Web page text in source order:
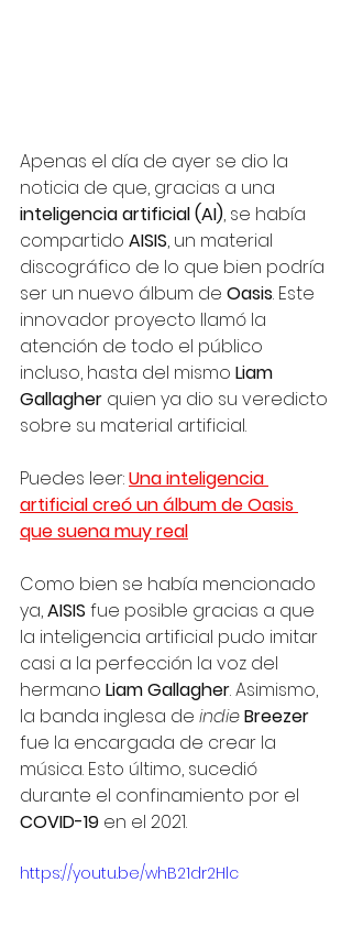
Apenas el día de ayer se dio la
noticia de que, gracias a una
inteligencia artificial (AI), se había
compartido AISIS, un material
discográfico de lo que bien podría
ser un nuevo álbum de Oasis. Este
innovador proyecto llamó la
atención de todo el público
incluso, hasta del mismo Liam
Gallagher quien ya dio su veredicto
sobre su material artificial.
Puedes leer: Una inteligencia
artificial creó un álbum de Oasis
que suena muy real
Como bien se había mencionado
ya, AISIS fue posible gracias a que
la inteligencia artificial pudo imitar
casi a la perfección la voz del
hermano Liam Gallagher. Asimismo,
la banda inglesa de indie Breezer
fue la encargada de crear la
música. Esto último, sucedió
durante el confinamiento por el
COVID-19 en el 2021.
https://youtu.be/whB21dr2Hlc